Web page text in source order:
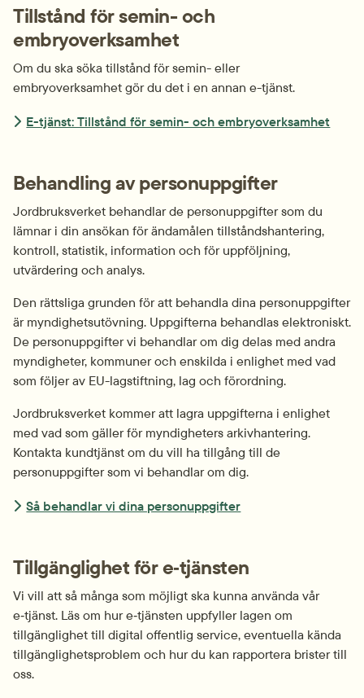
Tillstånd för semin- och
embryoverksamhet
Om du ska söka tillstånd för semin- eller
embryoverksamhet gör du det i en annan e-tjänst.
E-tjänst: Tillstånd för semin- och embryoverksamhet
Behandling av personuppgifter
Jordbruksverket behandlar de personuppgifter som du
lämnar i din ansökan för ändamålen tillståndshantering,
kontroll, statistik, information och för uppföljning,
utvärdering och analys.
Den rättsliga grunden för att behandla dina personuppgifter
är myndighetsutövning. Uppgifterna behandlas elektroniskt.
De personuppgifter vi behandlar om dig delas med andra
myndigheter, kommuner och enskilda i enlighet med vad
som följer av EU-lagstiftning, lag och förordning.
Jordbruksverket kommer att lagra uppgifterna i enlighet
med vad som gäller för myndigheters arkivhantering.
Kontakta kundtjänst om du vill ha tillgång till de
personuppgifter som vi behandlar om dig.
Så behandlar vi dina personuppgifter
Tillgänglighet för e‑tjänsten
Vi vill att så många som möjligt ska kunna använda vår
e‑tjänst. Läs om hur e‑tjänsten uppfyller lagen om
tillgänglighet till digital offentlig service, eventuella kända
tillgänglighets­problem och hur du kan rapportera brister till
oss.